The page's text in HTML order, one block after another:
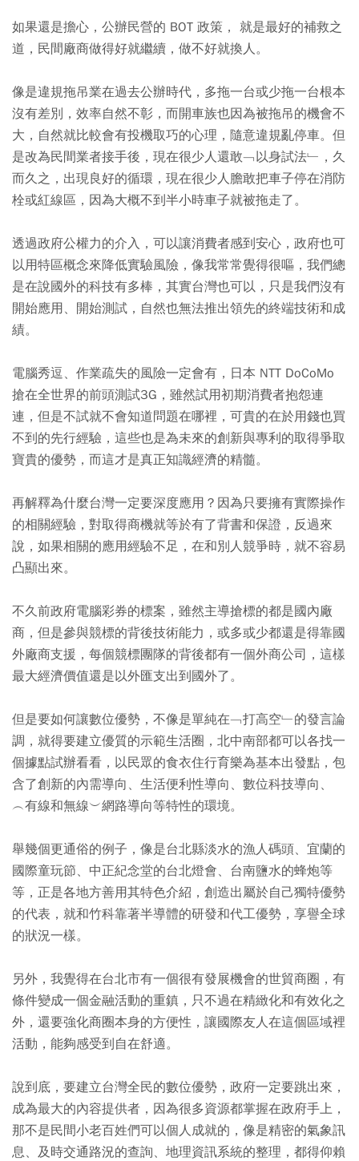
如果還是擔心，公辦民營的 BOT 政策， 就是最好的補救之
道，民間廠商做得好就繼續，做不好就換人。
像是違規拖吊業在過去公辦時代，多拖一台或少拖一台根本
沒有差別，效率自然不彰，而開車族也因為被拖吊的機會不
大，自然就比較會有投機取巧的心理，隨意違規亂停車。但
是改為民間業者接手後，現在很少人還敢﹁以身試法﹂，久
而久之，出現良好的循環，現在很少人膽敢把車子停在消防
栓或紅線區，因為大概不到半小時車子就被拖走了。
透過政府公權力的介入，可以讓消費者感到安心，政府也可
以用特區概念來降低實驗風險，像我常常覺得很嘔，我們總
是在說國外的科技有多棒，其實台灣也可以，只是我們沒有
開始應用、開始測試，自然也無法推出領先的終端技術和成
績。
電腦秀逗、作業疏失的風險一定會有，日本 NTT DoCoMo
搶在全世界的前頭測試3G，雖然試用初期消費者抱怨連
連，但是不試就不會知道問題在哪裡，可貴的在於用錢也買
不到的先行經驗，這些也是為未來的創新與專利的取得爭取
寶貴的優勢，而這才是真正知識經濟的精髓。
再解釋為什麼台灣一定要深度應用？因為只要擁有實際操作
的相關經驗，對取得商機就等於有了背書和保證，反過來
說，如果相關的應用經驗不足，在和別人競爭時，就不容易
凸顯出來。
不久前政府電腦彩券的標案，雖然主導搶標的都是國內廠
商，但是參與競標的背後技術能力，或多或少都還是得靠國
外廠商支援，每個競標團隊的背後都有一個外商公司，這樣
最大經濟價值還是以外匯支出到國外了。
但是要如何讓數位優勢，不像是單純在﹁打高空﹂的發言論
調，就得要建立優質的示範生活圈，北中南部都可以各找一
個據點試辦看看，以民眾的食衣住行育樂為基本出發點，包
含了創新的內需導向、生活便利性導向、數位科技導向、
︵有線和無線︶網路導向等特性的環境。
舉幾個更通俗的例子，像是台北縣淡水的漁人碼頭、宜蘭的
國際童玩節、中正紀念堂的台北燈會、台南鹽水的蜂炮等
等，正是各地方善用其特色介紹，創造出屬於自己獨特優勢
的代表，就和竹科靠著半導體的研發和代工優勢，享譽全球
的狀況一樣。
另外，我覺得在台北市有一個很有發展機會的世貿商圈，有
條件變成一個金融活動的重鎮，只不過在精緻化和有效化之
外，還要強化商圈本身的方便性，讓國際友人在這個區域裡
活動，能夠感受到自在舒適。
說到底，要建立台灣全民的數位優勢，政府一定要跳出來，
成為最大的內容提供者，因為很多資源都掌握在政府手上，
那不是民間小老百姓們可以個人成就的，像是精密的氣象訊
息、及時交通路況的查詢、地理資訊系統的整理，都得仰賴